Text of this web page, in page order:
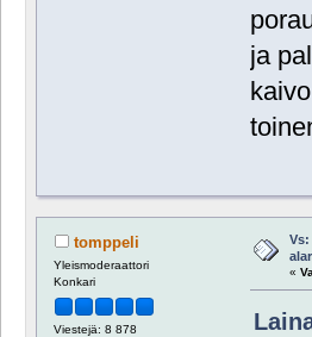
ja
tomppeli
Yleismoderaattori
Konkari
Viestejä: 8 878
Vs:
«